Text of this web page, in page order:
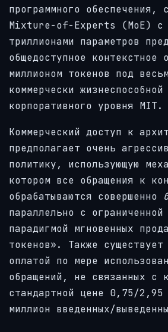
программного обеспечения,
Mixture-of-Experts (MoE) с
триллионами параметров
общедоступное контекстное
миллионом токенов под
коммерчески жизнеспособной
корпоративного уровня MIT.
Коммерческий доступ к
предполагает очень
политику, использующую
котором все обращения к
обрабатываются совершенно
параллельно с
парадигмой мгновенных
токенов». Также
оплатой по мере
обращений, не связанных с
стандартной цене 0,75/2,95
миллион введенных/